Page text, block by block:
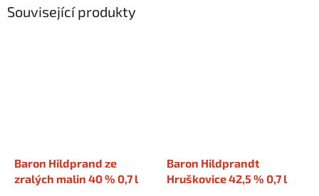
Související produkty
Baron Hildprand ze
zralých malin 40 % 0,7 l
Baron Hildprandt
Hruškovice 42,5 % 0,7 l